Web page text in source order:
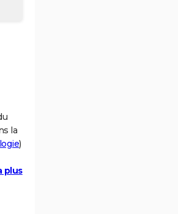
la
)
plus